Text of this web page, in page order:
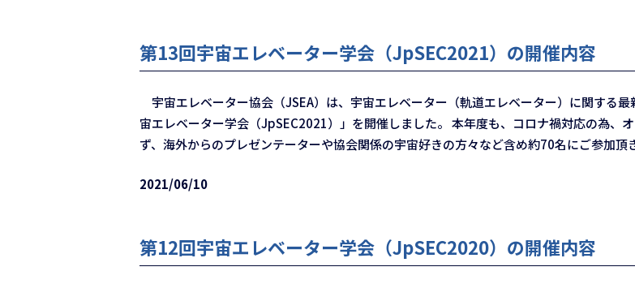
第13回宇宙エレベーター学会（JpSEC2021）の開催内容
宇宙エレベーター協会（JSEA）は、宇宙エレベーター（軌道エレベーター）に関する
宙エレベーター学会（JpSEC2021）」を開催しました。 本年度も、コロナ禍対応の為、
ず、海外からのプレゼンテーターや協会関係の宇宙好きの方々など含め約70名にご参加頂
2021/06/10
第12回宇宙エレベーター学会（JpSEC2020）の開催内容